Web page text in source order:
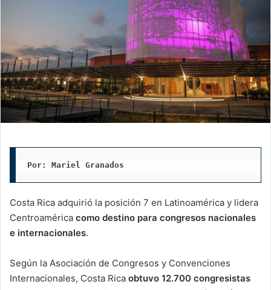
Por: Mariel Granados
Costa Rica adquirió la posición 7 en Latinoamérica y lidera
Centroamérica como destino para congresos nacionales
e internacionales.
Según la Asociación de Congresos y Convenciones
Internacionales, Costa Rica obtuvo 12.700 congresistas